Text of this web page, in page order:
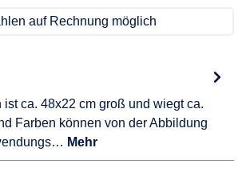
auf Rechnung möglich
ist ca. 48x22 cm groß und wiegt ca.
Farben können von der Abbildung
Mehr